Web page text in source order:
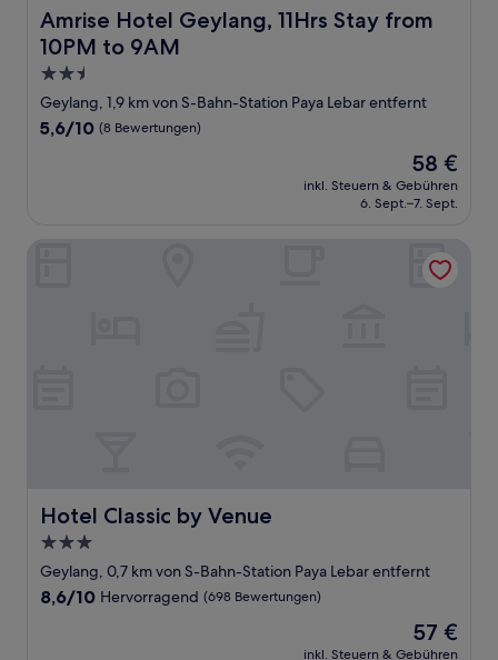
Amrise Hotel Geylang, 11Hrs Stay from
10PM to 9AM
Amrise Hotel Geylang, 11Hrs Stay from 10PM to 9AM
2.5-
Sterne-
Unterkunft
Geylang, 1,9 km von S-Bahn-Station Paya Lebar entfernt
5.6
5,6/10 (8 Bewertungen)
Der
Preis
beträgt
58 €
inkl. Steuern & Gebühren
6. Sept.–7. Sept.
Hotel Classic by Venue
Hotel Classic by Venue
3.0-
Sterne-
Unterkunft
Geylang, 0,7 km von S-Bahn-Station Paya Lebar entfernt
8.6
8,6/10 Hervorragend (698 Bewertungen)
Der
Preis
57 €
inkl. Steuern & Gebühren